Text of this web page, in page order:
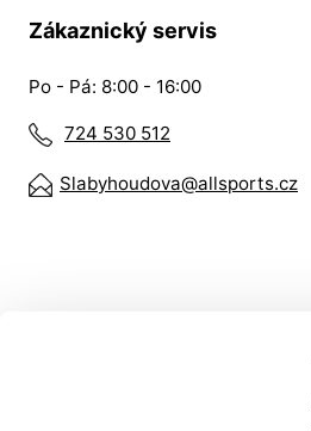
Zákaznický servis
Po - Pá: 8:00 - 16:00
724 530 512
Slabyhoudova@allsports.cz